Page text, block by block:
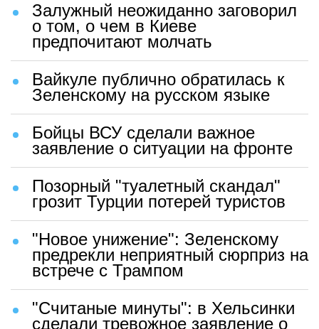
Залужный неожиданно заговорил
о том, о чем в Киеве
предпочитают молчать
Вайкуле публично обратилась к
Зеленскому на русском языке
Бойцы ВСУ сделали важное
заявление о ситуации на фронте
Позорный "туалетный скандал"
грозит Турции потерей туристов
"Новое унижение": Зеленскому
предрекли неприятный сюрприз на
встрече с Трампом
"Считаные минуты": в Хельсинки
сделали тревожное заявление о